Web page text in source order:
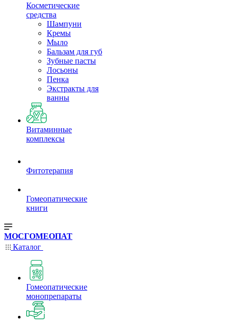
Косметические
средства
Шампуни
Кремы
Мыло
Бальзам для губ
Зубные пасты
Лосьоны
Пенка
Экстракты для
ванны
Витаминные
комплексы
Фитотерапия
Гомеопатические
книги
МОСГОМЕОПАТ
Каталог
Гомеопатические
монопрепараты